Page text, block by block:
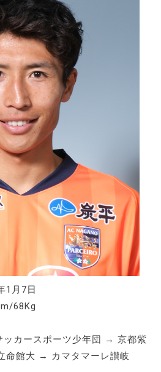
月7日
68Kg
カースポーツ少年団 → 京都紫
館大 → カマタマーレ讃岐